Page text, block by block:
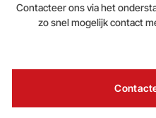
Contacteer ons via het
zo snel mogelijk contact